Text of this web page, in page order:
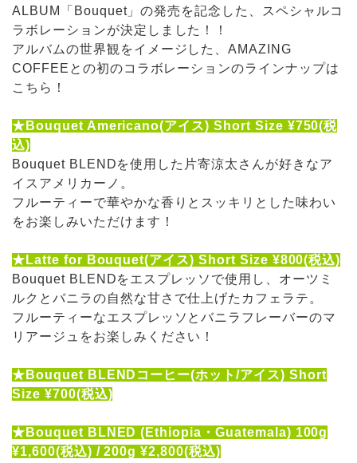
ALBUM「Bouquet」の発売を記念した、スペシャルコ
ラボレーションが決定しました！！
アルバムの世界観をイメージした、AMAZING
COFFEEとの初のコラボレーションのラインナップは
こちら！
★Bouquet Americano(アイス) Short Size ¥750(税
込)
Bouquet BLENDを使用した片寄涼太さんが好きなア
イスアメリカーノ。
フルーティーで華やかな香りとスッキリとした味わい
をお楽しみいただけます！
★Latte for Bouquet(アイス) Short Size ¥800(税込)
Bouquet BLENDをエスプレッソで使用し、オーツミ
ルクとバニラの自然な甘さで仕上げたカフェラテ。
フルーティーなエスプレッソとバニラフレーバーのマ
リアージュをお楽しみください！
★Bouquet BLENDコーヒー(ホット/アイス) Short
Size ¥700(税込)
★Bouquet BLNED (Ethiopia・Guatemala) 100g
¥1,600(税込) / 200g ¥2,800(税込)